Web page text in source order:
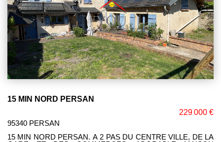
15 MIN NORD PERSAN
229 000 €
95340 PERSAN
15 MIN NORD PERSAN. A 2 PAS DU CENTRE VILLE, DE LA